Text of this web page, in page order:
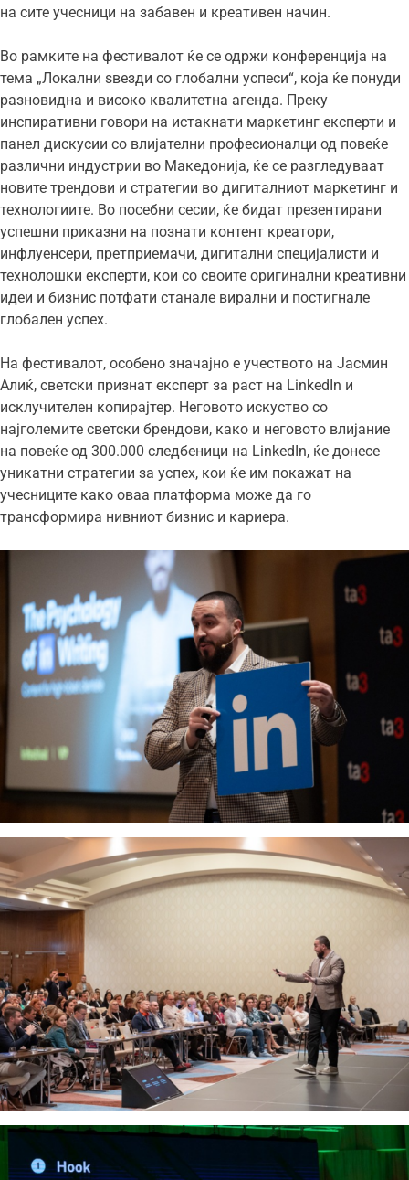
на сите учесници на забавен и креативен начин.
Во рамките на фестивалот ќе се одржи конференција на
тема „Локални ѕвезди со глобални успеси“, која ќе понуди
разновидна и високо квалитетна агенда. Преку
инспиративни говори на истакнати маркетинг експерти и
панел дискусии со влијателни професионалци од повеќе
различни индустрии во Македонија, ќе се разгледуваат
новите трендови и стратегии во дигиталниот маркетинг и
технологиите. Во посебни сесии, ќе бидат презентирани
успешни приказни на познати контент креатори,
инфлуенсери, претприемачи, дигитални специјалисти и
технолошки експерти, кои со своите оригинални креативни
идеи и бизнис потфати станале вирални и постигнале
глобален успех.
На фестивалот, особено значајно е учеството на Јасмин
Алиќ, светски признат експерт за раст на LinkedIn и
исклучителен копирајтер. Неговото искуство со
најголемите светски брендови, како и неговото влијание
на повеќе од 300.000 следбеници на LinkedIn, ќе донесе
уникатни стратегии за успех, кои ќе им покажат на
учесниците како оваа платформа може да го
трансформира нивниот бизнис и кариера.